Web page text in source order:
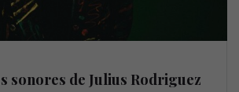
sonores de Julius Rodriguez